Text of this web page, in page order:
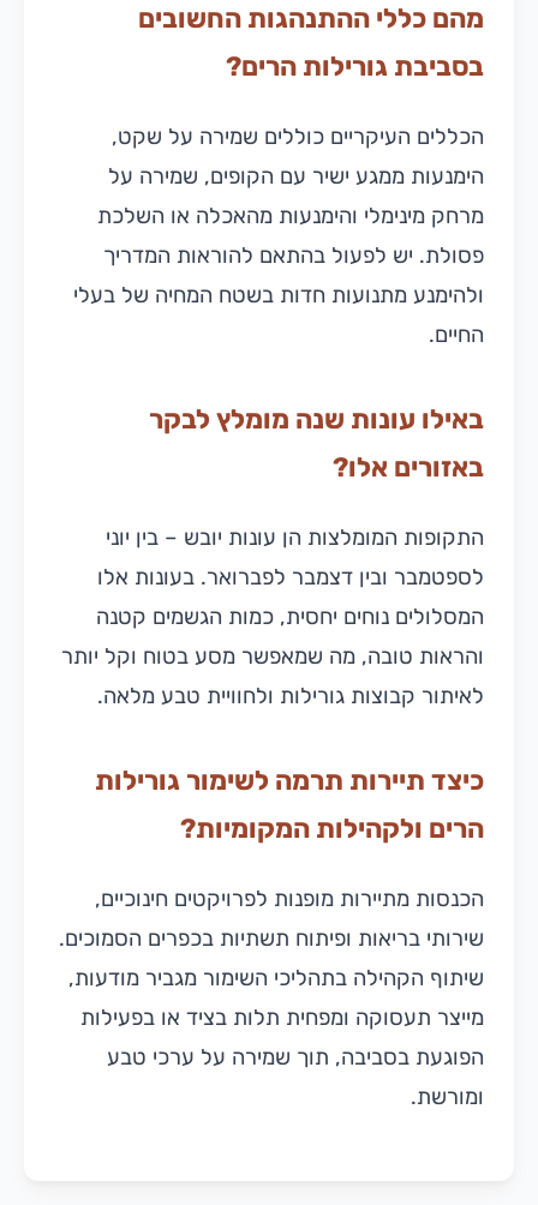
מהם כללי ההתנהגות החשובים
בסביבת גורילות הרים?
הכללים העיקריים כוללים שמירה על שקט,
הימנעות ממגע ישיר עם הקופים, שמירה על
מרחק מינימלי והימנעות מהאכלה או השלכת
פסולת. יש לפעול בהתאם להוראות המדריך
ולהימנע מתנועות חדות בשטח המחיה של בעלי
החיים.
באילו עונות שנה מומלץ לבקר
באזורים אלו?
התקופות המומלצות הן עונות יובש – בין יוני
לספטמבר ובין דצמבר לפברואר. בעונות אלו
המסלולים נוחים יחסית, כמות הגשמים קטנה
והראות טובה, מה שמאפשר מסע בטוח וקל יותר
לאיתור קבוצות גורילות ולחוויית טבע מלאה.
כיצד תיירות תרמה לשימור גורילות
הרים ולקהילות המקומיות?
הכנסות מתיירות מופנות לפרויקטים חינוכיים,
שירותי בריאות ופיתוח תשתיות בכפרים הסמוכים.
שיתוף הקהילה בתהליכי השימור מגביר מודעות,
מייצר תעסוקה ומפחית תלות בציד או בפעילות
הפוגעת בסביבה, תוך שמירה על ערכי טבע
ומורשת.